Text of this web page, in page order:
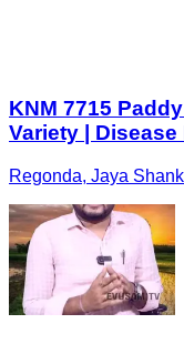
KNM 7715
Variety |
Regonda, Jaya